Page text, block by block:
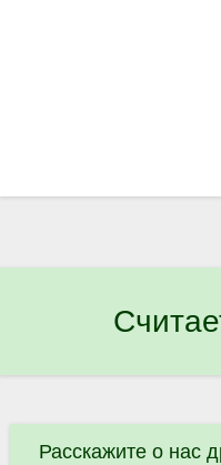
Расскажите о нас